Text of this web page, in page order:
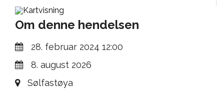
Fiske
Kontakt oss
Om denne hendelsen
28. februar 2024 12:00
8. august 2026
Sølfastøya